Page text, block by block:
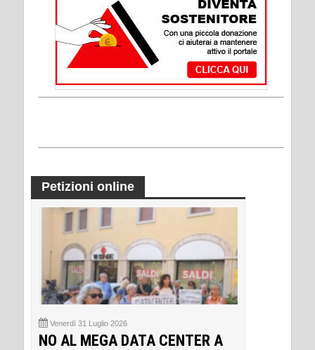
Petizioni online
Venerdì 31 Luglio 2026
NO AL MEGA DATA CENTER A